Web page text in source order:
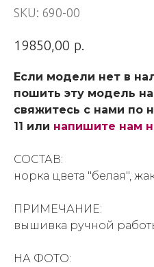
SKU: 690-00
19850,00 р.
Если модели нет в
пошить эту модель на
свяжитесь с нами по
11 или напишите нам
СОСТАВ:
норка цвета "белая",
ПРИМЕЧАНИЕ:
вышивка ручной
НА ФОТО: